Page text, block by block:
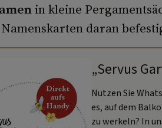
in kleine
daran
„Servus
Nutzen Sie
es, auf dem
zu werkeln? In